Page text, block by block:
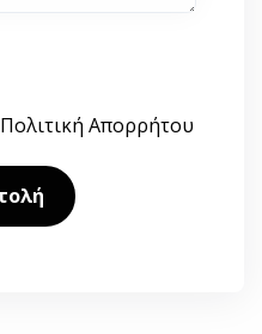
Πολιτική Απορρήτου